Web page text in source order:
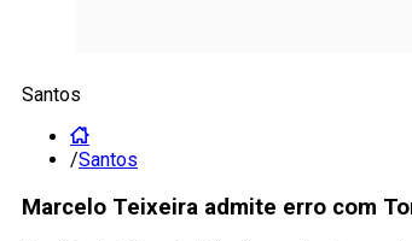
Santos
/Santos
Marcelo Teixeira admite erro com